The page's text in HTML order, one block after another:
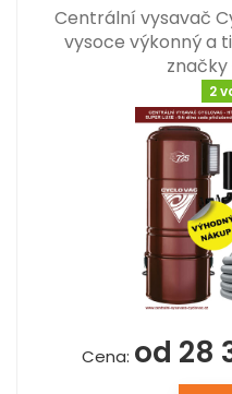
Centrální vysavač
vysoce výkonný a
2
Cena: od 28